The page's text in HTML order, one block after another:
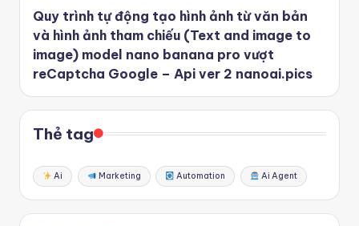
Quy trình tự động tạo hình ảnh từ văn bản
và hình ảnh tham chiếu (Text and image to
image) model nano banana pro vượt
reCaptcha Google – Api ver 2 nanoai.pics
Thẻ tag
Ai Marketing Automation Ai Agent